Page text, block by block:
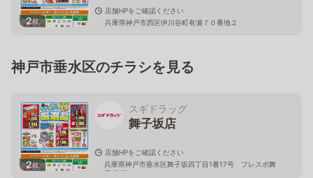
2枚
店舗HPをご確認ください
兵庫県神戸市西区伊川谷町有瀬７０番地２
神戸市垂水区のチラシを見る
2枚
スギドラッグ
舞子坂店
店舗HPをご確認ください
兵庫県神戸市垂水区舞子坂四丁目1番17号 フレスポ舞
子坂2階